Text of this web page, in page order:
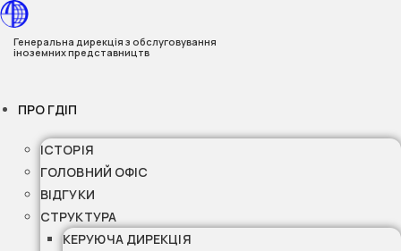
Перейти
до
вмісту
Генеральна дирекція з обслуговування
іноземних представництв
ПРО ГДІП
ІСТОРІЯ
ГОЛОВНИЙ ОФІС
ВІДГУКИ
СТРУКТУРА
КЕРУЮЧА ДИРЕКЦІЯ